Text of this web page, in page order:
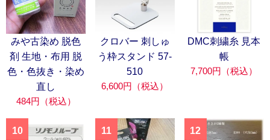
みや古染め 脱色
剤 生地・布用 脱
色・色抜き・染め
直し
484円（税込）
クロバー 刺しゅ
う枠スタンド 57-
510
6,600円（税込）
DMC刺繍糸 見本
帳
7,700円（税込）
10 11 12